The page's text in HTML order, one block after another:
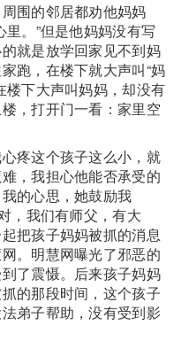
围的邻居都劝他妈妈
。”但是他妈妈没有写
就是放学回家见不到妈
跑，在楼下就大声叫“妈
楼下大声叫妈妈，却没有
，打开门一看：家里空
疼这个孩子这么小，就
，我担心他能否承受的
的心思，她鼓励我
，我们有师父，有大
把孩子妈妈被抓的消息
。明慧网曝光了邪恶的
了震慑。后来孩子妈妈
的那段时间，这个孩子
弟子帮助，没有受到影